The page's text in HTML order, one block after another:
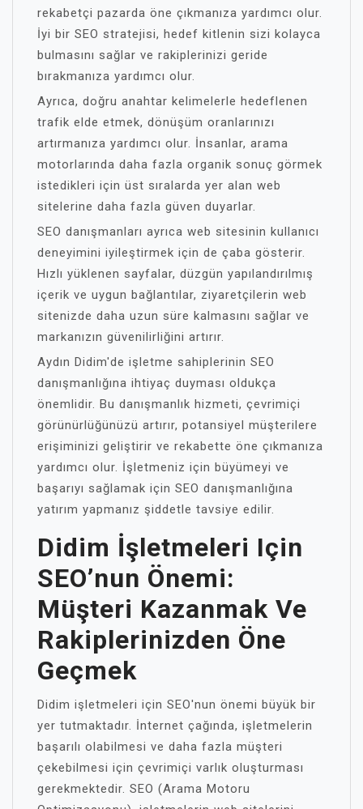
rekabetçi pazarda öne çıkmanıza yardımcı olur.
İyi bir SEO stratejisi, hedef kitlenin sizi kolayca
bulmasını sağlar ve rakiplerinizi geride
bırakmanıza yardımcı olur.
Ayrıca, doğru anahtar kelimelerle hedeflenen
trafik elde etmek, dönüşüm oranlarınızı
artırmanıza yardımcı olur. İnsanlar, arama
motorlarında daha fazla organik sonuç görmek
istedikleri için üst sıralarda yer alan web
sitelerine daha fazla güven duyarlar.
SEO danışmanları ayrıca web sitesinin kullanıcı
deneyimini iyileştirmek için de çaba gösterir.
Hızlı yüklenen sayfalar, düzgün yapılandırılmış
içerik ve uygun bağlantılar, ziyaretçilerin web
sitenizde daha uzun süre kalmasını sağlar ve
markanızın güvenilirliğini artırır.
Aydın Didim'de işletme sahiplerinin SEO
danışmanlığına ihtiyaç duyması oldukça
önemlidir. Bu danışmanlık hizmeti, çevrimiçi
görünürlüğünüzü artırır, potansiyel müşterilere
erişiminizi geliştirir ve rekabette öne çıkmanıza
yardımcı olur. İşletmeniz için büyümeyi ve
başarıyı sağlamak için SEO danışmanlığına
yatırım yapmanız şiddetle tavsiye edilir.
Didim İşletmeleri Için
SEO’nun Önemi:
Müşteri Kazanmak Ve
Rakiplerinizden Öne
Geçmek
Didim işletmeleri için SEO'nun önemi büyük bir
yer tutmaktadır. İnternet çağında, işletmelerin
başarılı olabilmesi ve daha fazla müşteri
çekebilmesi için çevrimiçi varlık oluşturması
gerekmektedir. SEO (Arama Motoru